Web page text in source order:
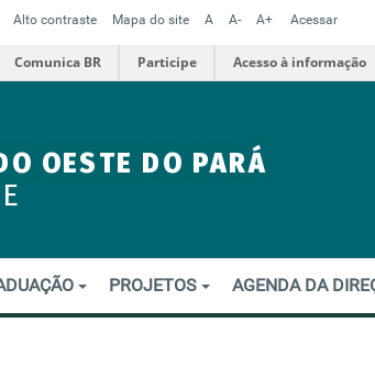
Alto contraste Mapa do site A A- A+ Acessar
Comunica BR Participe Acesso à informação
OESTE DO PARÁ
PROJETOS AGENDA DA